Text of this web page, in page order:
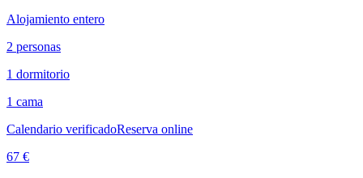
Alojamiento entero
2 personas
1 dormitorio
1 cama
Calendario verificadoReserva online
67 €